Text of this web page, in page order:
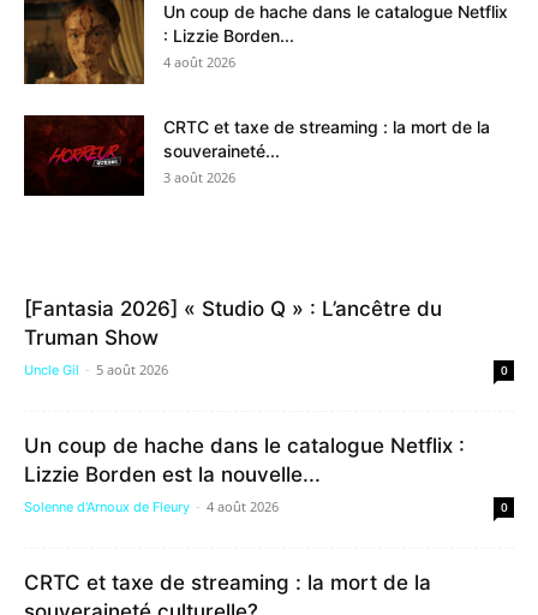
Un coup de hache dans le catalogue Netflix
: Lizzie Borden...
4 août 2026
CRTC et taxe de streaming : la mort de la
souveraineté...
3 août 2026
[Fantasia 2026] « Studio Q » : L’ancêtre du
Truman Show
Uncle Gil - 5 août 2026 0
Un coup de hache dans le catalogue Netflix :
Lizzie Borden est la nouvelle...
Solenne d'Arnoux de Fleury - 4 août 2026 0
CRTC et taxe de streaming : la mort de la